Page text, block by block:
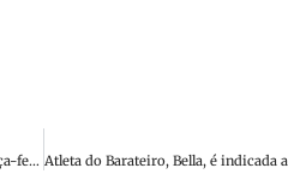
Venda de ingressos para Brusque e Vila Nova inicia nesta terça-feira (10)